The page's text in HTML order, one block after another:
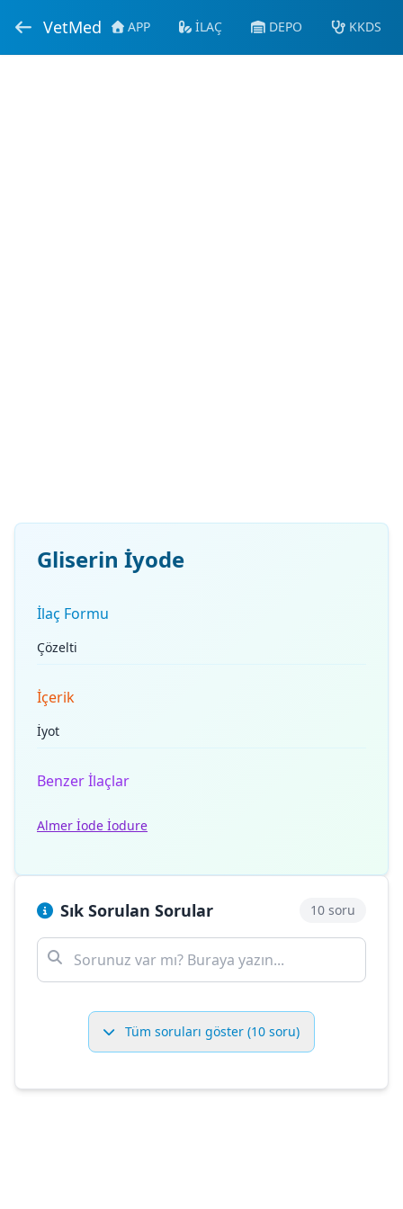
VetMed APP İLAÇ DEPO KKDS
Gliserin İyode
İlaç Formu
Çözelti
İçerik
İyot
Benzer İlaçlar
Almer İode İodure
Sık Sorulan Sorular 10 soru
Tüm soruları göster (10 soru)